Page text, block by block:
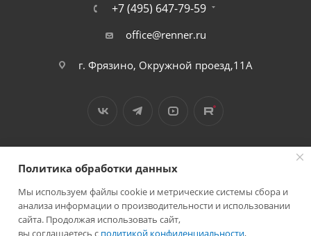
+7 (495) 647-79-59
office@renner.ru
г. Фрязино, Окружной проезд,11А
2026 © Лига - каталог лакокрасочных покрытий
Политика обработки данных
Мы используем файлы cookie и метрические системы сбора и
анализа информации о производительности и использовании
сайта. Продолжая использовать сайт,
вы соглашаетесь с политикой конфиденциальности,